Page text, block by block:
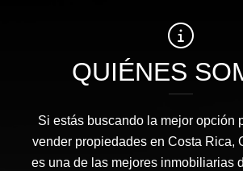
QUIÉNES
Si estás buscando la mejor opción
vender propiedades en Costa Rica,
es una de las mejores inmobiliarias